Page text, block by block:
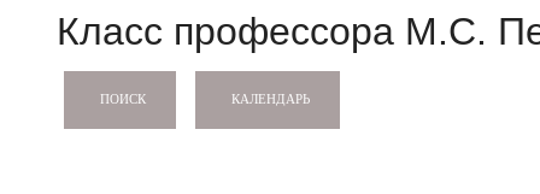
Класс профессора М.С.
ПОИСК КАЛЕНДАРЬ